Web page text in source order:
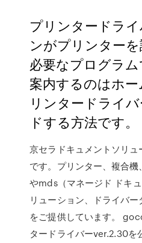
プリンタードラ
ンがプリンター
必要なプログラ
案内するのはホ
リンタードライ
ドする方法です。
京セラドキュメントソリュ
です。プリンター、複合
やmds（マネージド ドキ
リューション、ドライバ
をご提供しています。
タードライバーver.2.30を